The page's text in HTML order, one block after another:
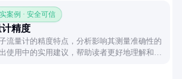
案例 · 安全可信
精度
流量计的精度特点，分析影响其测量准确性的
使用中的实用建议，帮助读者更好地理解和应